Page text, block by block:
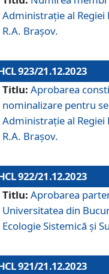
Administraţie al Regiei
R.A. Brașov.
923/21.12.2023
Titlu: Aprobarea
nominalizare pentru
Administrație al Regiei
R.A. Brașov.
922/21.12.2023
Titlu: Aprobarea
Universitatea din
Ecologie Sistemică și
921/21.12.2023